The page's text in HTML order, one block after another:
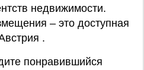
недвижимости.
– это доступная
.
понравившийся